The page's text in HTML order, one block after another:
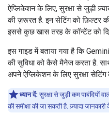
ऐप्लिकेशन के लिए, सुरक्षा से जुड़ी
की ज़रूरत है. इन सेटिंग को फ़िल्टर
इससे कुछ खास तरह के कॉन्टेंट को
इस गाइड में बताया गया है कि
की सुविधा को कैसे मैनेज करता है.
अपने ऐप्लिकेशन के लिए सुरक्षा
ध्यान दें: सुरक्षा से जुड़ी कम पाबंदियों
की समीक्षा की जा सकती है. ज़्यादा जानकारी